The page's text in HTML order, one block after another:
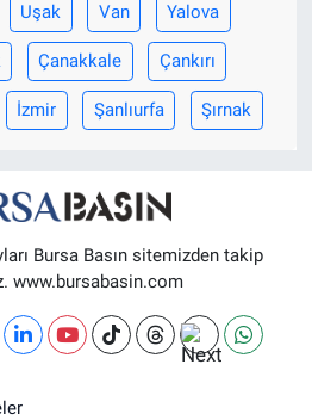
Uşak Van Yalova
Çanakkale Çankırı
İzmir Şanlıurfa Şırnak
Bursa Basın sitemizden takip
www.bursabasin.com